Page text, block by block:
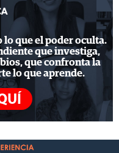
que el poder oculta.
que investiga,
que confronta la
lo que aprende.